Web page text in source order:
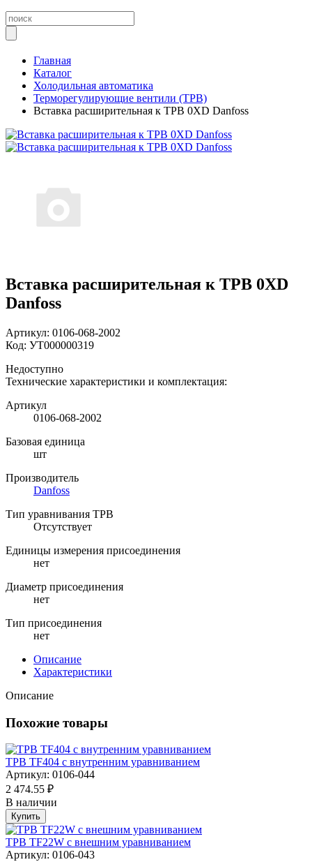
Главная
Каталог
Холодильная автоматика
Терморегулирующие вентили (ТРВ)
Вставка расширительная к ТРВ 0XD Danfoss
Вставка расширительная к ТРВ 0XD
Danfoss
Артикул: 0106-068-2002
Код: УТ000000319
Недоступно
Технические характеристики и комплектация:
Артикул
0106-068-2002
Базовая единица
шт
Производитель
Danfoss
Тип уравнивания ТРВ
Отсутствует
Единицы измерения присоединения
нет
Диаметр присоединения
нет
Тип присоединения
нет
Описание
Характеристики
Описание
Похожие товары
ТРВ TF404 с внутренним уравниванием
Артикул: 0106-044
2 474.55 ₽
В наличии
Купить
ТРВ TF22W с внешним уравниванием
Артикул: 0106-043